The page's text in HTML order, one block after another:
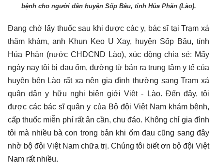
bệnh cho người dân huyện Sốp Bâu, tỉnh Hủa Phăn (Lào).
Đang chờ lấy thuốc sau khi được các y, bác sĩ tại Trạm xá
thăm khám, anh Khun Keo U Xay, huyện Sốp Bâu, tỉnh
Hủa Phăn (nước CHDCND Lào), xúc động chia sẻ: Mấy
ngày nay tôi bị đau ốm, đường từ bản ra trung tâm y tế của
huyện bên Lào rất xa nên gia đình thường sang Trạm xá
quân dân y hữu nghị biên giới Việt - Lào. Đến đây, tôi
được các bác sĩ quân y của Bộ đội Việt Nam khám bệnh,
cấp thuốc miễn phí rất ân cần, chu đáo. Không chỉ gia đình
tôi mà nhiều bà con trong bản khi ốm đau cũng sang đây
nhờ bộ đội Việt Nam chữa trị. Chúng tôi biết ơn bộ đội Việt
Nam rất nhiều.